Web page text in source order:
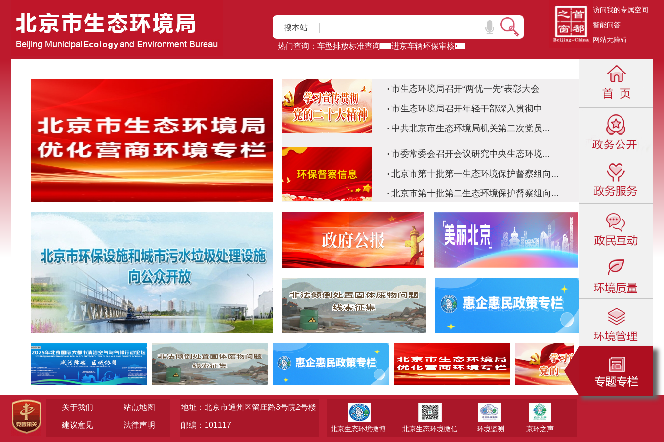
搜本站
热门查询： 车型排放标准查询 进京车辆环保审核
访问我的专属空间
智能问答
网站无障碍
市生态环境局召开“两优一先”表彰大会
市生态环境局召开年轻干部深入贯彻中...
中共北京市生态环境局机关第二次党员...
市委常委会召开会议研究中央生态环境...
北京市第十批第一生态环境保护督察组向...
北京市第十批第二生态环境保护督察组向...
关于我们 站点地图
建议意见 法律声明
地址：北京市通州区留庄路3号院2号楼
邮编：101117 北京生态环境微博 北京生态环境微信 环境监测 京环之声